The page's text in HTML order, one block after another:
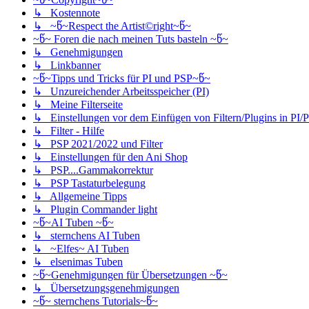
↳ Kostennote
↳ ~წ~Respect the Artist©right~წ~
~წ~ Foren die nach meinen Tuts basteln ~წ~
↳ Genehmigungen
↳ Linkbanner
~წ~Tipps und Tricks für PI und PSP~წ~
↳ Unzureichender Arbeitsspeicher (PI)
↳ Meine Filterseite
↳ Einstellungen vor dem Einfügen von Filtern/Plugins in PI/
↳ Filter - Hilfe
↳ PSP 2021/2022 und Filter
↳ Einstellungen für den Ani Shop
↳ PSP....Gammakorrektur
↳ PSP Tastaturbelegung
↳ Allgemeine Tipps
↳ Plugin Commander light
~წ~AI Tuben ~წ~
↳ sternchens AI Tuben
↳ ~Elfes~ AI Tuben
↳ elsenimas Tuben
~წ~Genehmigungen für Übersetzungen ~წ~
↳ Übersetzungsgenehmigungen
~წ~ sternchens Tutorials~წ~